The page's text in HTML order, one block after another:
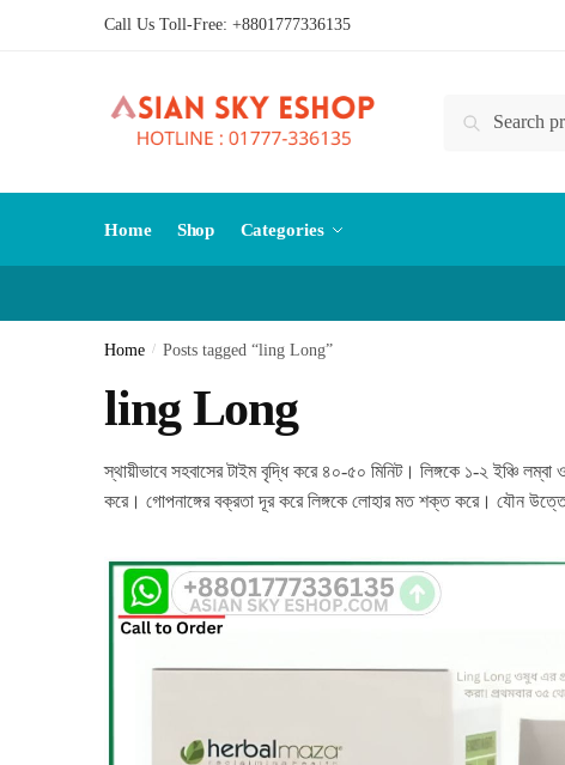
Call Us Toll-Free: +8801777336135
Search
Home Shop Categories
Home / Posts tagged “ling Long”
ling Long
স্থায়ীভাবে সহবাসের টাইম বৃদ্ধি করে ৪০-৫০ মিনিট। লিঙ্গকে ১-২ ইঞ্চি
করে। গোপনাঙ্গের বক্রতা দূর করে লিঙ্গকে লোহার মত শক্ত করে। যৌন